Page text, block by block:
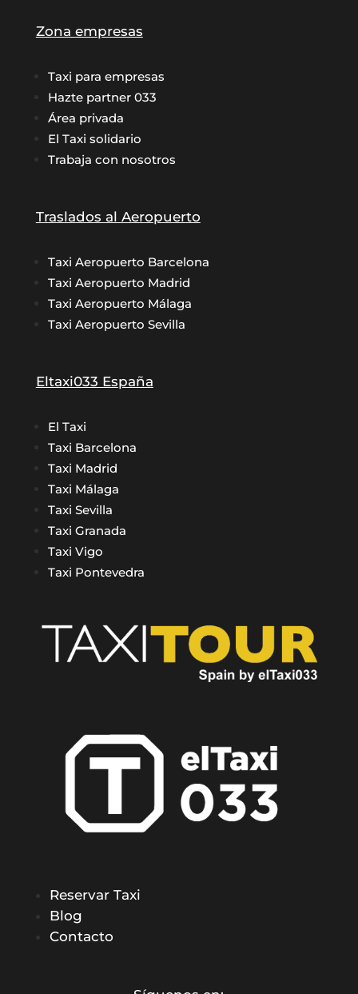
Zona empresas
Taxi para empresas
Hazte partner 033
Área privada
El Taxi solidario
Trabaja con nosotros
Traslados al Aeropuerto
Taxi Aeropuerto Barcelona
Taxi Aeropuerto Madrid
Taxi Aeropuerto Málaga
Taxi Aeropuerto Sevilla
Eltaxi033 España
El Taxi
Taxi Barcelona
Taxi Madrid
Taxi Málaga
Taxi Sevilla
Taxi Granada
Taxi Vigo
Taxi Pontevedra
Reservar Taxi
Blog
Contacto